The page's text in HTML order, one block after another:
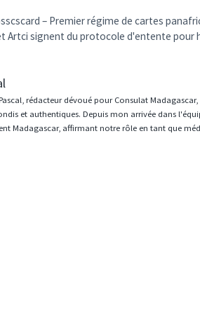
– Premier régime de cartes
Artci signent du protocole d'entente
rédacteur dévoué pour Consulat
et authentiques. Depuis mon arrivée dans
Madagascar, affirmant notre rôle en tant que